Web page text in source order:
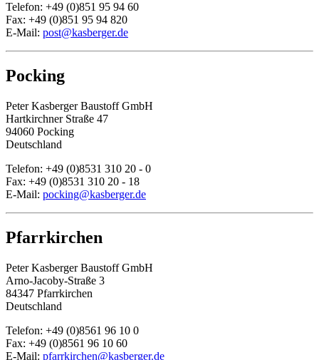
Telefon: +49 (0)851 95 94 60
Fax: +49 (0)851 95 94 820
E-Mail: post@kasberger.de
Pocking
Peter Kasberger Baustoff GmbH
Hartkirchner Straße 47
94060 Pocking
Deutschland
Telefon: +49 (0)8531 310 20 - 0
Fax: +49 (0)8531 310 20 - 18
E-Mail: pocking@kasberger.de
Pfarrkirchen
Peter Kasberger Baustoff GmbH
Arno-Jacoby-Straße 3
84347 Pfarrkirchen
Deutschland
Telefon: +49 (0)8561 96 10 0
Fax: +49 (0)8561 96 10 60
E-Mail: pfarrkirchen@kasberger.de